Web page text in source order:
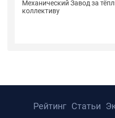
Механический Завод за
коллективу
Рейтинг Статьи